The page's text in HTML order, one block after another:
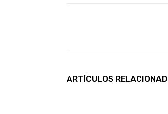
ARTÍCULOS